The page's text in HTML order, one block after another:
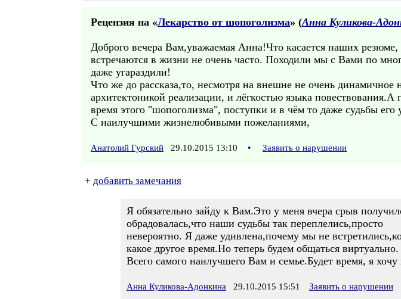
Рецензия на «Лекарство от шопоголизма» (Анна Куликова-
Доброго вечера Вам,уважаемая Анна!Что касается наших резюме,
встречаются в жизни не очень часто. Походили мы с Вами по
даже угараздили!
Что же до рассказа,то, несмотря на внешне не очень
архитектоникой реализации, и лёгкостью языка повествования.А
время этого "шопоголизма", поступки и в чём то даже судьбы его
С наилучшими жизнелюбивыми пожеланиями,
Анатолий Гурский 29.10.2015 13:10 • Заявить о нарушении
+ добавить замечания
Я обязательно зайду к Вам.Это у меня вчера срыв
обрадовалась,что наши судьбы так переплелись,просто
невероятно. Я даже удивлена,почему мы не
какое другое время.Но теперь будем общаться виртуально.
Всего самого наилучшего Вам и семье.Будет время, я
Анна Куликова-Адонкина 29.10.2015 15:51 Заявить о нарушении